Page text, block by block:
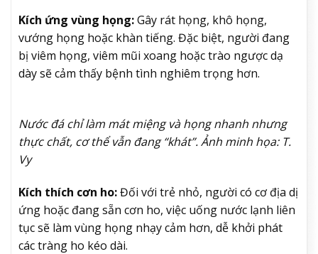
Kích ứng vùng họng:Gây rát họng, khô họng,
vướng họng hoặc khàn tiếng. Đặc biệt, người đang
bị viêm họng, viêm mũi xoang hoặc trào ngược dạ
dày sẽ cảm thấy bệnh tình nghiêm trọng hơn.
Nước đá chỉ làm mát miệng và họng nhanh nhưng
thực chất, cơ thể vẫn đang “khát”. Ảnh minh họa: T.
Vy
Kích thích cơn ho:Đối với trẻ nhỏ, người có cơ địa dị
ứng hoặc đang sẵn cơn ho, việc uống nước lạnh liên
tục sẽ làm vùng họng nhạy cảm hơn, dễ khởi phát
các tràng ho kéo dài.